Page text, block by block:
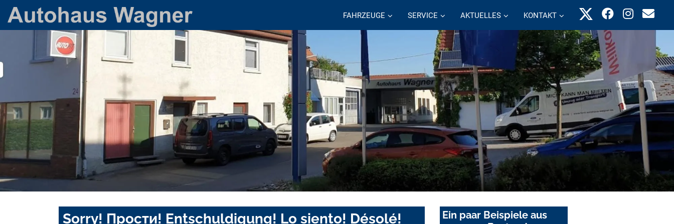
FAHRZEUGE SERVICE AKTUELLES KONTAKT
Sorry! Прости! Entschuldigung! Lo siento! Désolé!
Ein paar Beispiele aus